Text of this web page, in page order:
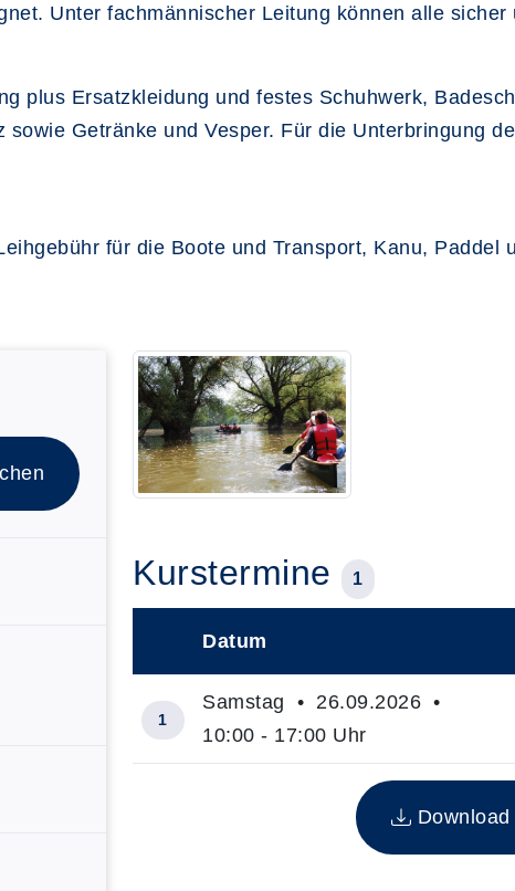
Unter fachmännischer Leitung können alle
plus Ersatzkleidung und festes Schuhwerk,
Getränke und Vesper. Für die Unterbringung
für die Boote und Transport, Kanu, Paddel
Kurstermine 1
Insgesamt gibt es 1 Termine zum diesen
Datum
1
Samstag • 26.09.2026 •
10:00 - 17:00 Uhr